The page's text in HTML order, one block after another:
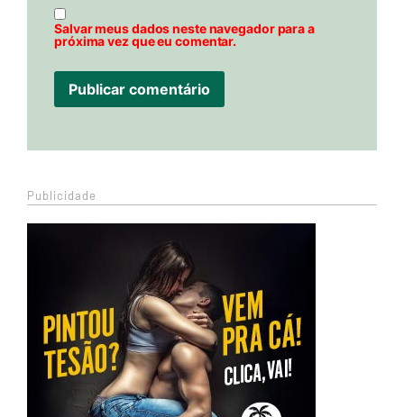
Salvar meus dados neste navegador para a
próxima vez que eu comentar.
Publicidade